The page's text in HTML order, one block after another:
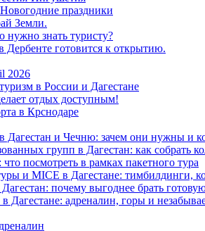
праздники
Земли.
нужно знать туристу?
Дербенте готовится к открытию.
2026
в России и Дагестане
отдых доступным!
в Крснодаре
Дагестан и Чечню: зачем они нужны и
групп в Дагестан: как собрать
посмотреть в рамках пакетного тура
и MICE в Дагестане: тимбилдинги,
почему выгоднее брать
Дагестане: адреналин, горы и